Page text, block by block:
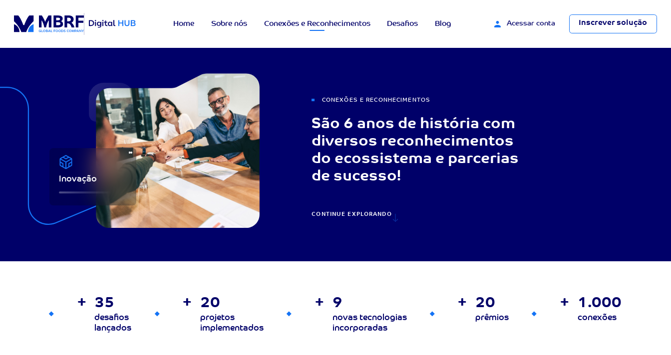
Home Sobre nós Conexões e Reconhecimentos Desafios Blog Acessar conta Inscrever solução
Inovação
CONEXÕES E RECONHECIMENTOS
São 6 anos de história com
diversos reconhecimentos
do ecossistema e parcerias
de sucesso!
CONTINUE EXPLORANDO
+ 35
desafios
lançados
+ 20
projetos
implementados
+ 9
novas tecnologias
incorporadas
+ 20
prêmios
+ 1.000
conexões